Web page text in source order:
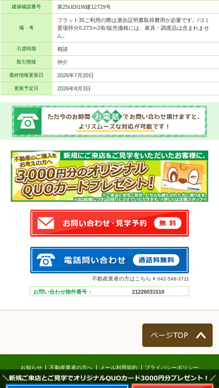
建築確認番号 第25UDI1W建12729号
備 考
フラット35ご利用の際は適合証明書取得費用が必要です。/ゴミ
置場持分0.273ｍ2有/販売価格には、家具・調度品は含まれませ
ん。
引渡時期 相談
取引態様 仲介
最終情報更新日 2026年7月20日
更新予定日 2026年8月3日
不動産業者の方はこちら 042-548-3711
お問い合わせ物件番号： 21226031510
＼新規ご来店とご見学でオリジナルQUOカード3000円分プレゼント！／
お知らせ 不動産業者の方へ メール利用規約 プライバシーポリシー